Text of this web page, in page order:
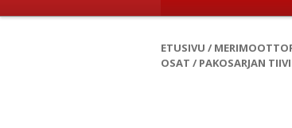
ETUSIVU /
OSAT / PAKOSARJAN